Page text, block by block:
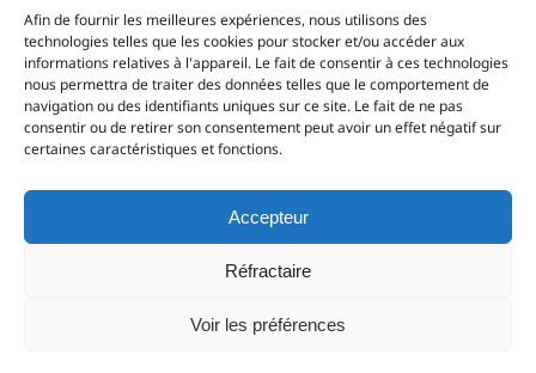
Afin de fournir les meilleures expériences, nous utilisons des
technologies telles que les cookies pour stocker et/ou accéder aux
informations relatives à l'appareil. Le fait de consentir à ces technologies
nous permettra de traiter des données telles que le comportement de
navigation ou des identifiants uniques sur ce site. Le fait de ne pas
consentir ou de retirer son consentement peut avoir un effet négatif sur
certaines caractéristiques et fonctions.
Accepteur
Réfractaire
Voir les préférences
Nous contacter
info@htmlexe.com
Copyright © G.D.G. Software 2026. Tous
droits réservés.